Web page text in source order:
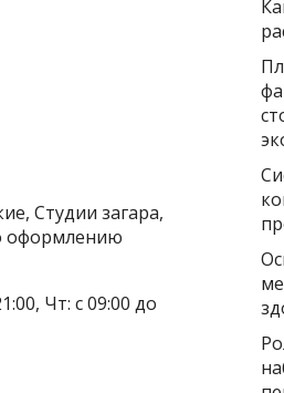
Студии загара,
оформлению
Чт: с 09:00 до